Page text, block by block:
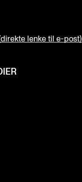
lenke til e-post)